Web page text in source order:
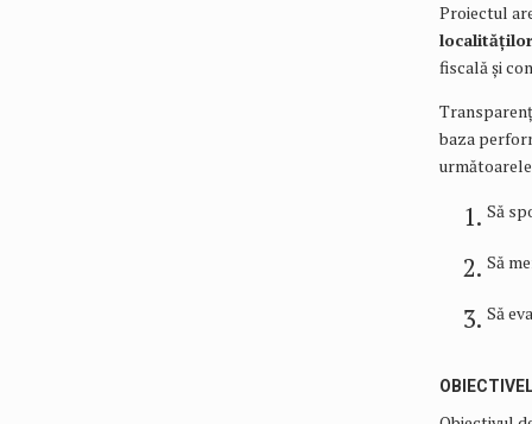
Proiectul
fiscală și
baza
Să
Să
Să